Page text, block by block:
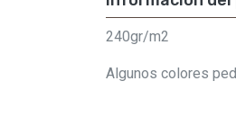
240gr/m2
Algunos colores